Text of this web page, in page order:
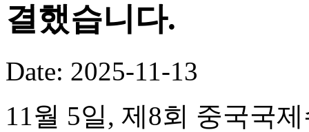
결했습니다.
Date: 2025-11-13
11월 5일, 제8회 중국국